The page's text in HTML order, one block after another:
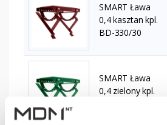
SMART Ława
0,4 kasztan kpl.
BD-330/30
SMART Ława
0,4 zielony kpl.